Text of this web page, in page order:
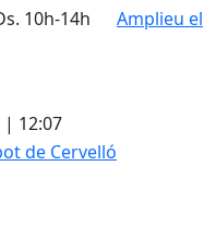
10h-14h
Amplieu el
| 12:07
Cervelló